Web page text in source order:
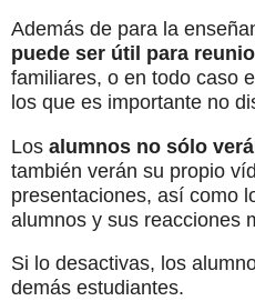
Además de para la
puede ser útil para
familiares, o en todo caso
los que es importante no
Los alumnos no sólo
también verán su propio
presentaciones, así como
alumnos y sus reacciones
Si lo desactivas, los
demás estudiantes.